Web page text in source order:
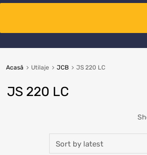
Acasă Utilaje JCB JS 220 LC
JS 220 LC